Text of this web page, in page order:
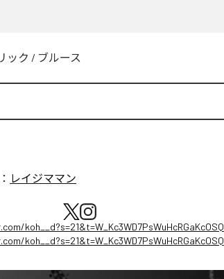
ック / ブルース
レイジママン
koh__d?s=21&t=W_Kc3WD7PsWuHcRGaKcOSQ
koh__d?s=21&t=W_Kc3WD7PsWuHcRGaKcOSQ